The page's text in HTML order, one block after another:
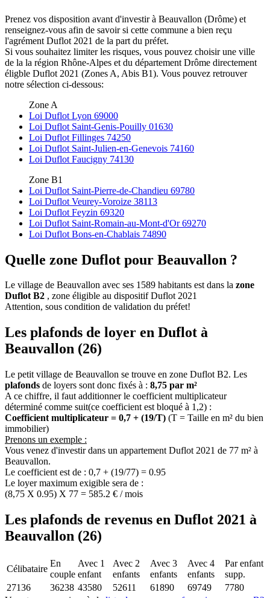
Prenez vos disposition avant d'investir à Beauvallon (Drôme) et
renseignez-vous afin de savoir si cette commune a bien reçu
l'agrément Duflot 2021 de la part du préfet.
Si vous souhaitez limiter les risques, vous pouvez choisir une ville
de la la région Rhône-Alpes et du département Drôme directement
éligble Duflot 2021 (Zones A, Abis B1). Vous pouvez retrouver
notre sélection ci-dessous:
Zone A
Loi Duflot Lyon 69000
Loi Duflot Saint-Genis-Pouilly 01630
Loi Duflot Fillinges 74250
Loi Duflot Saint-Julien-en-Genevois 74160
Loi Duflot Faucigny 74130
Zone B1
Loi Duflot Saint-Pierre-de-Chandieu 69780
Loi Duflot Veurey-Voroize 38113
Loi Duflot Feyzin 69320
Loi Duflot Saint-Romain-au-Mont-d'Or 69270
Loi Duflot Bons-en-Chablais 74890
Quelle zone Duflot pour Beauvallon ?
Le village de Beauvallon avec ses 1589 habitants est dans la zone
Duflot B2 , zone éligible au dispositif Duflot 2021
Attention, sous condition de validation du préfet!
Les plafonds de loyer en Duflot à
Beauvallon (26)
Le petit village de Beauvallon se trouve en zone Duflot B2. Les
plafonds de loyers sont donc fixés à : 8,75 par m²
A ce chiffre, il faut additionner le coefficient multiplicateur
déterminé comme suit(ce coefficient est bloqué à 1,2) :
Coefficient multiplicateur = 0,7 + (19/T) (T = Taille en m² du bien
immobilier)
Prenons un exemple :
Vous venez d'investir dans un appartement Duflot 2021 de 77 m² à
Beauvallon.
Le coefficient est de : 0,7 + (19/77) = 0.95
Le loyer maximum exigible sera de :
(8,75 X 0.95) X 77 = 585.2 € / mois
Les plafonds de revenus en Duflot 2021 à
Beauvallon (26)
Célibataire
En
couple
Avec 1
enfant
Avec 2
enfants
Avec 3
enfants
Avec 4
enfants
Par enfant
supp.
27136
36238 43580 52611 61890 69749
7780